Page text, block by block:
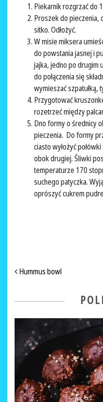
Piekarnik rozgrzać do
Proszek do pieczenia,
sitko. Odłożyć.
W misie miksera
do powstania jasnej i
jajka, jedno po drugim
do połączenia się
wymieszać szpatułką,
Przygotować
rozetrzeć między
Dno formy o średnicy
pieczenia. Do formy
ciasto wyłożyć
obok drugiej. Śliwki
temperaturze 170
suchego patyczka.
oprószyć cukrem
NAWIGACJA
Hummus bowl